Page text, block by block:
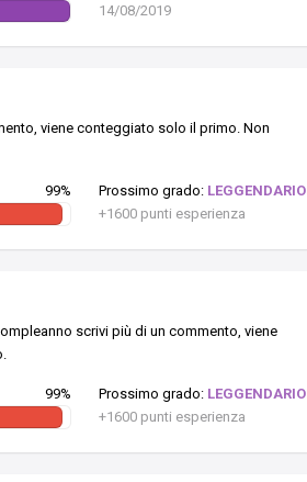
14/08/2019
viene conteggiato solo il primo. Non
99% Prossimo grado: LEGGENDARIO
+1600 punti esperienza
scrivi più di un commento, viene
99% Prossimo grado: LEGGENDARIO
+1600 punti esperienza